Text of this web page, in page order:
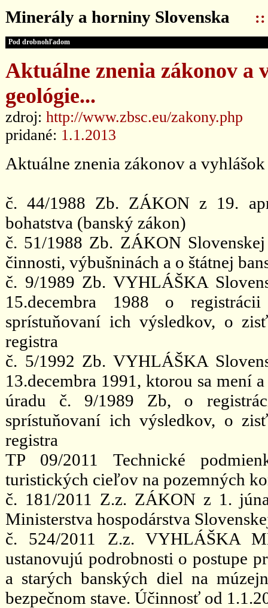
Minerály a horniny Slovenska ::
Pod drobnohľadom
Aktuálne znenia zákonov a
geológie...
zdroj: http://www.zbsc.eu/zakony.php
pridané: 1.1.2013
Aktuálne znenia zákonov a
č. 44/1988 Zb. ZÁKON z 19.
bohatstva (banský zákon)
č. 51/1988 Zb. ZÁKON
činnosti, výbušninách a o štátnej
č. 9/1989 Zb. VYHLÁŠKA
15.decembra 1988 o
sprístuňovaní ich výsledkov, o
registra
č. 5/1992 Zb. VYHLÁŠKA
13.decembra 1991, ktorou sa mení
úradu č. 9/1989 Zb, o
sprístuňovaní ich výsledkov, o
registra
TP 09/2011 Technické
turistických cieľov na pozemných
č. 181/2011 Z.z. ZÁKON z 1.
Ministerstva hospodárstva
č. 524/2011 Z.z. VYHLÁŠKA
ustanovujú podrobnosti o postupe
a starých banských diel na
bezpečnom stave. Účinnosť od